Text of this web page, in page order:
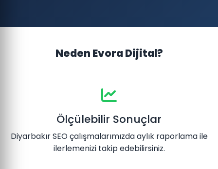
Neden Evora Dijital?
Ölçülebilir Sonuçlar
Diyarbakır SEO çalışmalarımızda aylık raporlama ile
ilerlemenizi takip edebilirsiniz.